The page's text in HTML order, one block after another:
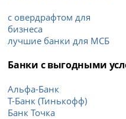
с овердрафтом для
бизнеса
лучшие банки для МСБ
Банки с выгодными
Альфа-Банк
Т-Банк (Тинькофф)
Банк Точка